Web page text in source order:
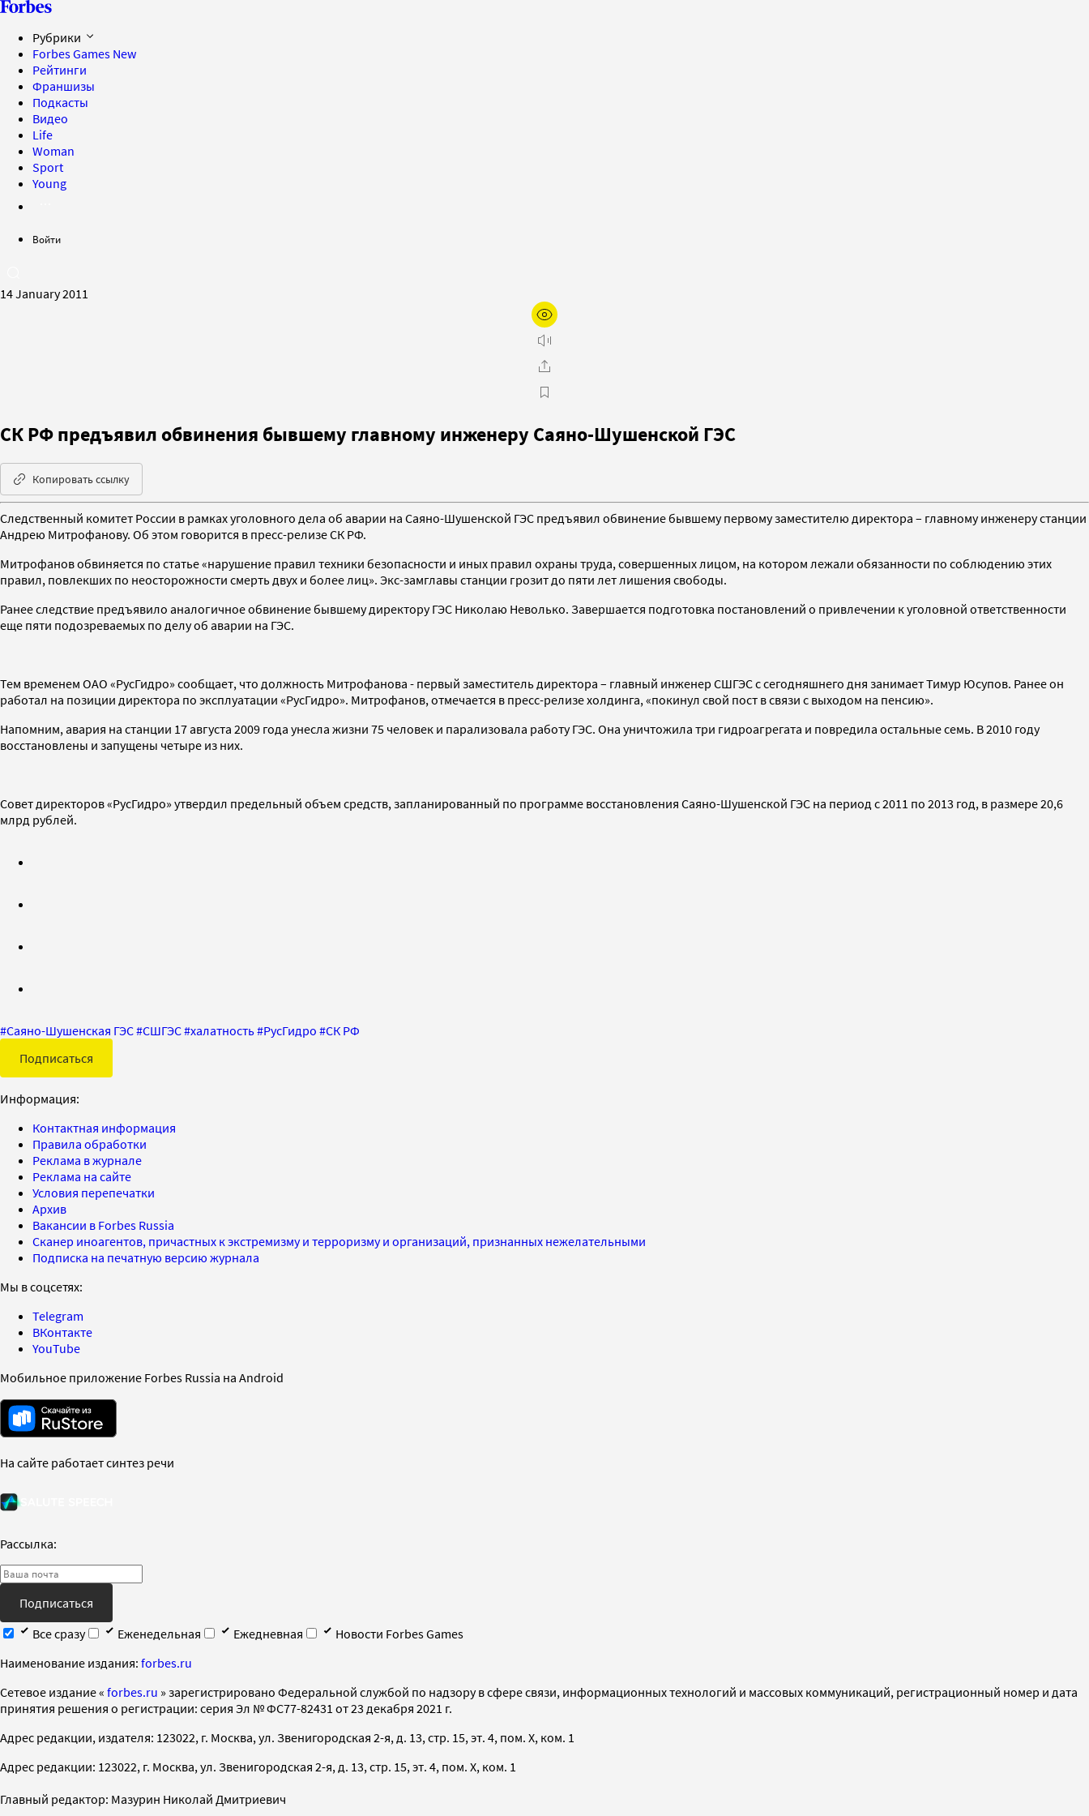
Рубрики
Forbes Games New
Рейтинги
Франшизы
Подкасты
Видео
Life
Woman
Sport
Young
Войти
14 January 2011
СК РФ предъявил обвинения бывшему главному инженеру Саяно-Шушенской ГЭС
Копировать ссылку
Следственный комитет России в рамках уголовного дела об аварии на Саяно-Шушенской ГЭС предъявил обвинение бывшему первому заместителю директора – главному инженеру станции
Андрею Митрофанову. Об этом говорится в пресс-релизе СК РФ.
Митрофанов обвиняется по статье «нарушение правил техники безопасности и иных правил охраны труда, совершенных лицом, на котором лежали обязанности по соблюдению этих
правил, повлекших по неосторожности смерть двух и более лиц». Экс-замглавы станции грозит до пяти лет лишения свободы.
Ранее следствие предъявило аналогичное обвинение бывшему директору ГЭС Николаю Неволько. Завершается подготовка постановлений о привлечении к уголовной ответственности
еще пяти подозреваемых по делу об аварии на ГЭС.
Тем временем ОАО «РусГидро» сообщает, что должность Митрофанова - первый заместитель директора – главный инженер СШГЭС с сегодняшнего дня занимает Тимур Юсупов. Ранее он
работал на позиции директора по эксплуатации «РусГидро». Митрофанов, отмечается в пресс-релизе холдинга, «покинул свой пост в связи с выходом на пенсию».
Напомним, авария на станции 17 августа 2009 года унесла жизни 75 человек и парализовала работу ГЭС. Она уничтожила три гидроагрегата и повредила остальные семь. В 2010 году
восстановлены и запущены четыре из них.
Совет директоров «РусГидро» утвердил предельный объем средств, запланированный по программе восстановления Саяно-Шушенской ГЭС на период с 2011 по 2013 год, в размере 20,6
млрд рублей.
#Саяно-Шушенская ГЭС#СШГЭС#халатность#РусГидро #СК РФ
Подписаться
Информация:
Контактная информация
Правила обработки
Реклама в журнале
Реклама на сайте
Условия перепечатки
Архив
Вакансии в Forbes Russia
Сканер иноагентов, причастных к экстремизму и терроризму и организаций, признанных нежелательными
Подписка на печатную версию журнала
Мы в соцсетях:
Telegram
ВКонтакте
YouTube
Мобильное приложение Forbes Russia на Android
На сайте работает синтез речи
Рассылка:
Подписаться
Все сразу
Еженедельная Ежедневная
Новости Forbes Games
Наименование издания: forbes.ru
Cетевое издание « forbes.ru » зарегистрировано Федеральной службой по надзору в сфере связи, информационных технологий и массовых коммуникаций, регистрационный номер и дата
принятия решения о регистрации: серия Эл № ФС77-82431 от 23 декабря 2021 г.
Адрес редакции, издателя: 123022, г. Москва, ул. Звенигородская 2-я, д. 13, стр. 15, эт. 4, пом. X, ком. 1
Адрес редакции: 123022, г. Москва, ул. Звенигородская 2-я, д. 13, стр. 15, эт. 4, пом. X, ком. 1
Главный редактор: Мазурин Николай Дмитриевич